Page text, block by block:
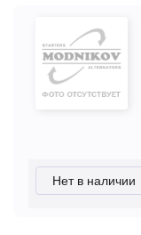
Нет в наличии